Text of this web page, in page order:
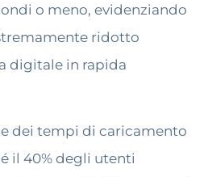
o meno, evidenziando
ridotto
digitale in rapida
dei tempi di caricamento
il 40% degli utenti